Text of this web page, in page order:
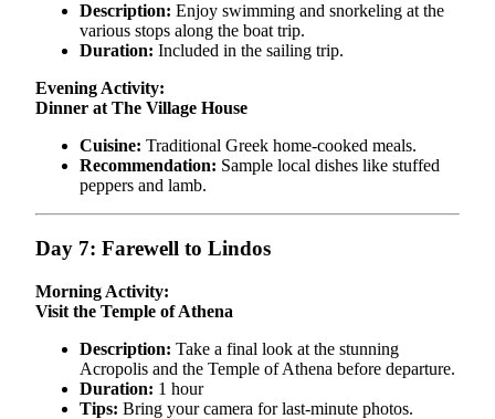
Description: Enjoy swimming and snorkeling at the
various stops along the boat trip.
Duration: Included in the sailing trip.
Evening Activity:
Dinner at The Village House
Cuisine: Traditional Greek home-cooked meals.
Recommendation: Sample local dishes like stuffed
peppers and lamb.
Day 7: Farewell to Lindos
Morning Activity:
Visit the Temple of Athena
Description: Take a final look at the stunning
Acropolis and the Temple of Athena before departure.
Duration: 1 hour
Tips: Bring your camera for last-minute photos.